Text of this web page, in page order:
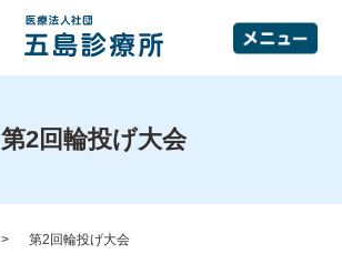
第2回輪投げ大会
第2回輪投げ大会